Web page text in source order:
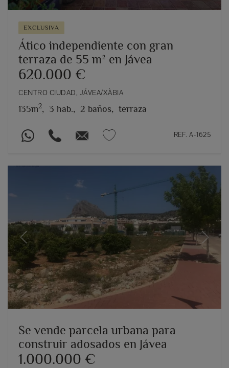
EXCLUSIVA
Ático independiente con gran
terraza de 55 m² en Jávea
620.000 €
CENTRO CIUDAD, JÁVEA/XÀBIA
135m2, 3 hab., 2 baños, terraza
REF. A-1625
Previous Next
Se vende parcela urbana para
construir adosados en Jávea
1.000.000 €